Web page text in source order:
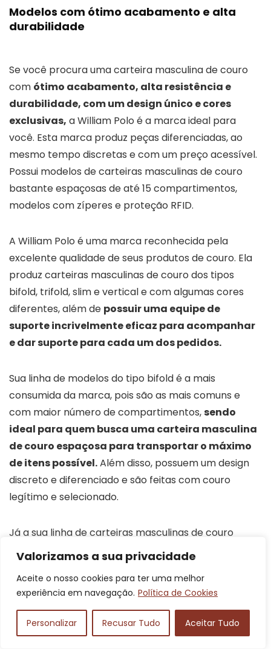
Valorizamos a sua privacidade
Aceite o nosso cookies para ter uma melhor
experiência em navegação. Política de Cookies
Personalizar Recusar Tudo Aceitar Tudo
Modelos com ótimo acabamento e alta
durabilidade
Se você procura uma carteira masculina de couro
com ótimo acabamento, alta resistência e
durabilidade, com um design único e cores
exclusivas, a William Polo é a marca ideal para
você. Esta marca produz peças diferenciadas, ao
mesmo tempo discretas e com um preço acessível.
Possui modelos de carteiras masculinas de couro
bastante espaçosas de até 15 compartimentos,
modelos com zíperes e proteção RFID.
A William Polo é uma marca reconhecida pela
excelente qualidade de seus produtos de couro. Ela
produz carteiras masculinas de couro dos tipos
bifold, trifold, slim e vertical e com algumas cores
diferentes, além de possuir uma equipe de
suporte incrivelmente eficaz para acompanhar
e dar suporte para cada um dos pedidos.
Sua linha de modelos do tipo bifold é a mais
consumida da marca, pois são as mais comuns e
com maior número de compartimentos,sendo
ideal para quem busca uma carteira masculina
de couro espaçosa para transportar o máximo
de itens possível.Além disso, possuem um design
discreto e diferenciado e são feitas com couro
legítimo e selecionado.
Já a sua linha de carteiras masculinas de couro
verticais também é muito conhecida, produzindo
modelos em tamanho suficiente para transportar
uma quantidade significativa de cartões e
documentos, e se destaca pela sua praticidade,
sendo ideal para quem procura facilidade no
dia a dia.A maioria possui proteção RFID, evitando